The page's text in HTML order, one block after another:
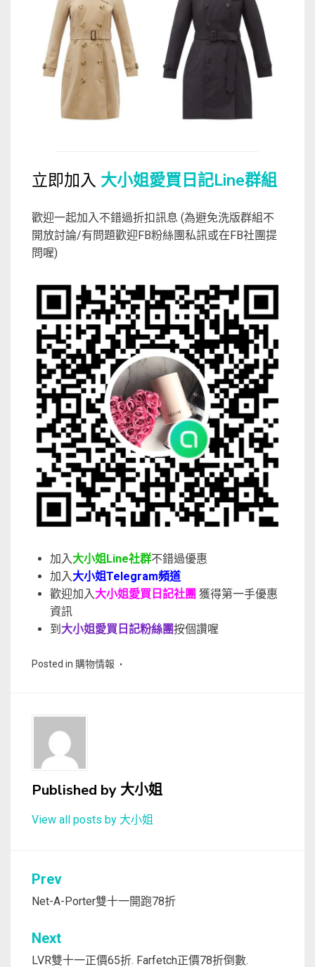
立即加入 大小姐愛買日記Line群組
歡迎一起加入不錯過折扣訊息 (為避免洗版群組不
開放討論/有問題歡迎FB粉絲團私訊或在FB社團提
問喔)
加入大小姐Line社群不錯過優惠
加入大小姐Telegram頻道
歡迎加入大小姐愛買日記社團 獲得第一手優惠
資訊
到 大小姐愛買日記粉絲團按個讚喔
Posted in 購物情報
Published by大小姐
View all posts by 大小姐
文
章
導
覽
Prev
Net-A-Porter雙十一開跑78折
Next
LVR雙十一正價65折. Farfetch正價78折倒數.